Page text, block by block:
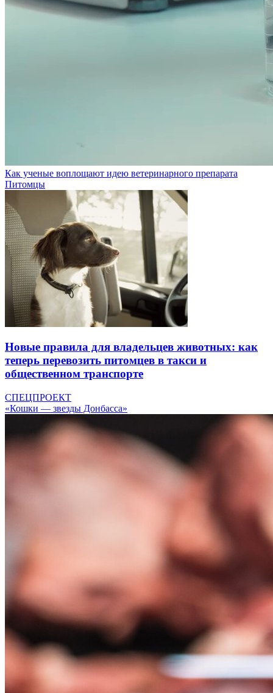
Как ученые воплощают идею ветеринарного препарата
Питомцы
Новые правила для владельцев животных: как
теперь перевозить питомцев в такси и
общественном транспорте
СПЕЦПРОЕКТ
«Кошки — звезды Донбасса»